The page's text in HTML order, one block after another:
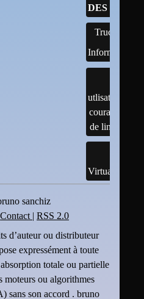
DES
Trucs
Informatiques
utlisation
courante
de linux
Virtualisation
sanchiz
Contact | RSS 2.0
d’auteur ou distributeur
expressément à toute
totale ou partielle
moteurs ou algorithmes
sans son accord . bruno